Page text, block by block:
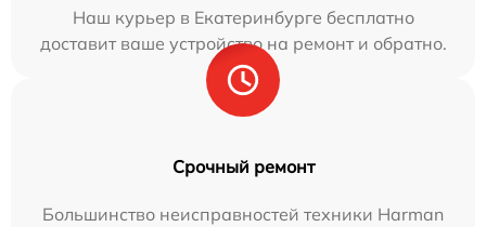
Наш курьер в Екатеринбурге бесплатно
доставит ваше устройство на ремонт и обратно.
Срочный ремонт
Большинство неисправностей техники Harman